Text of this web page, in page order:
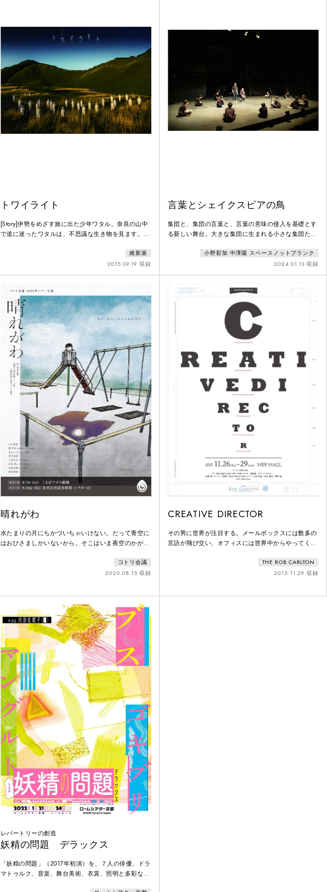
トワイライト
[Story]伊勢をめざす旅に出た少年ワタル。奈良の山中
で道に迷ったワタルは、不思議な生き物を見ます。導
子どもに出会います。２人は、村祭りで一緒に獅子舞
を見たり、雨の中、秘密の洞窟を探検したり、ワタル
は迷子になっていたことも忘れ、ハルと村中を巡りま
爾村を再び訪れたワタルです。成長した彼もまた人生
の岐路に
維新派
2015.09.19 収録
言葉とシェイクスピアの鳥
集団と、集団の言葉と、言葉の意味の侵入を基礎とす
る新しい舞台。大きな集団に生まれる小さな集団たち
いながら膨張し、飽和し、収縮し、最後に残るべきも
のことの何かが残る。または何も残らない。という群
像になる。
小野彩加 中澤陽 スペースノットブランク
2024.01.13 収録
晴れがわ
水たまりの月にちかづいちゃいけない。だって青空に
はおひさましかいないから。そこはいま夜空のかがみ
あなたのあおぞらが星空にかわるから。水たまりの月
はかぜにゆれない。虚空のおとのなみにゆれる。水た
コトリ会議
2020.08.15 収録
CREATIVE DIRECTOR
その男に世界が注目する。メールボックスには数多の
言語が飛び交い、オフィスには世界中からやってく
ティブ・ディレクター。であるということ。
THE ROB CARLTON
2015.11.29 収録
レパートリーの創造
妖精の問題 デラックス
「妖精の問題」（2017年初演）を、７人の俳優、ドラ
マトゥルク、音楽、舞台美術、衣裳、照明と多彩なス